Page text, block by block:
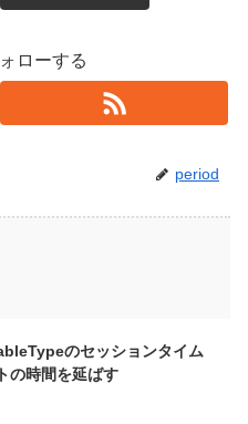
ローする
period
のセッションタイム
の時間を延ばす